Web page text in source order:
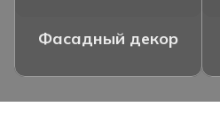
Фасадный декор